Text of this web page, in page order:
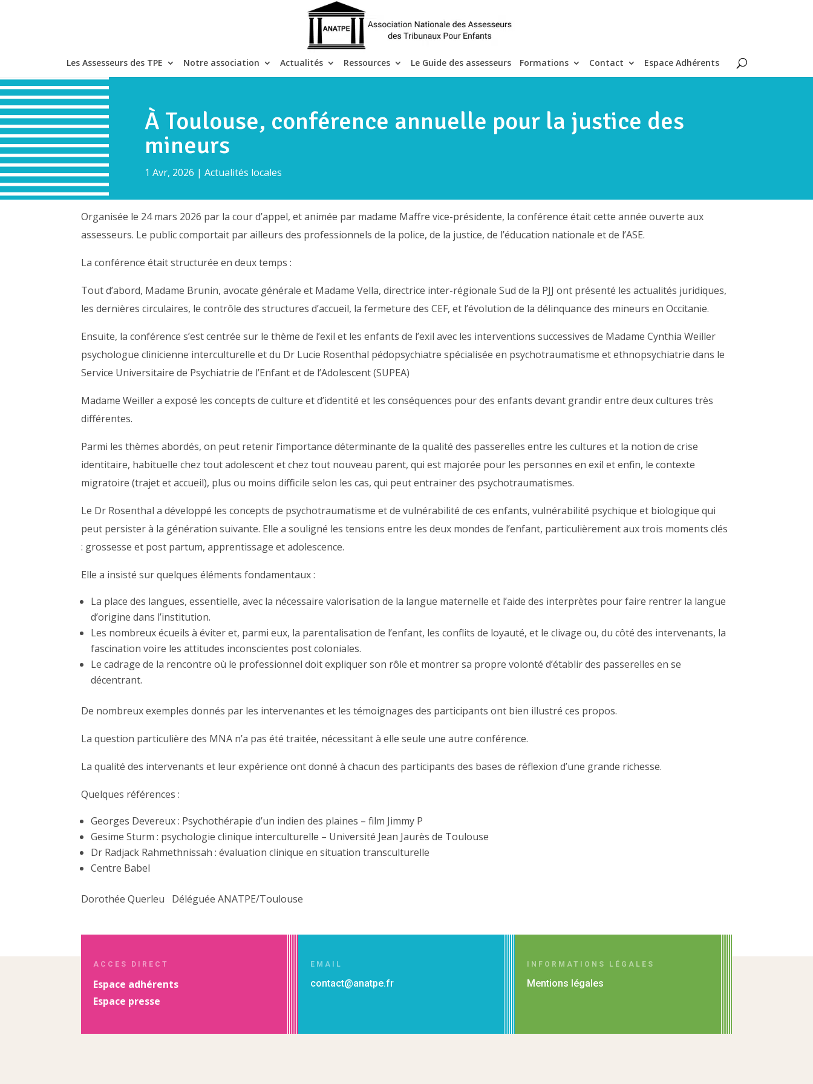
Les Assesseurs des TPE Notre association Actualités Ressources Le Guide des assesseurs Formations Contact Espace Adhérents
À Toulouse, conférence annuelle pour la justice des
mineurs
1 Avr, 2026 |Actualités locales
Organisée le 24 mars 2026 par la cour d’appel, et animée par madame Maffre vice-présidente, la conférence était cette année ouverte aux
assesseurs. Le public comportait par ailleurs des professionnels de la police, de la justice, de l’éducation nationale et de l’ASE.
La conférence était structurée en deux temps :
Tout d’abord, Madame Brunin, avocate générale et Madame Vella, directrice inter-régionale Sud de la PJJ ont présenté les actualités juridiques,
les dernières circulaires, le contrôle des structures d’accueil, la fermeture des CEF, et l’évolution de la délinquance des mineurs en Occitanie.
Ensuite, la conférence s’est centrée sur le thème de l’exil et les enfants de l’exil avec les interventions successives de Madame Cynthia Weiller
psychologue clinicienne interculturelle et du Dr Lucie Rosenthal pédopsychiatre spécialisée en psychotraumatisme et ethnopsychiatrie dans le
Service Universitaire de Psychiatrie de l’Enfant et de l’Adolescent (SUPEA)
Madame Weiller a exposé les concepts de culture et d’identité et les conséquences pour des enfants devant grandir entre deux cultures très
différentes.
Parmi les thèmes abordés, on peut retenir l’importance déterminante de la qualité des passerelles entre les cultures et la notion de crise
identitaire, habituelle chez tout adolescent et chez tout nouveau parent, qui est majorée pour les personnes en exil et enfin, le contexte
migratoire (trajet et accueil), plus ou moins difficile selon les cas, qui peut entrainer des psychotraumatismes.
Le Dr Rosenthal a développé les concepts de psychotraumatisme et de vulnérabilité de ces enfants, vulnérabilité psychique et biologique qui
peut persister à la génération suivante. Elle a souligné les tensions entre les deux mondes de l’enfant, particulièrement aux trois moments clés
: grossesse et post partum, apprentissage et adolescence.
Elle a insisté sur quelques éléments fondamentaux :
La place des langues, essentielle, avec la nécessaire valorisation de la langue maternelle et l’aide des interprètes pour faire rentrer la langue
d’origine dans l’institution.
Les nombreux écueils à éviter et, parmi eux, la parentalisation de l’enfant, les conflits de loyauté, et le clivage ou, du côté des intervenants, la
fascination voire les attitudes inconscientes post coloniales.
Le cadrage de la rencontre où le professionnel doit expliquer son rôle et montrer sa propre volonté d’établir des passerelles en se
décentrant.
De nombreux exemples donnés par les intervenantes et les témoignages des participants ont bien illustré ces propos.
La question particulière des MNA n’a pas été traitée, nécessitant à elle seule une autre conférence.
La qualité des intervenants et leur expérience ont donné à chacun des participants des bases de réflexion d’une grande richesse.
Quelques références :
Georges Devereux : Psychothérapie d’un indien des plaines – film Jimmy P
Gesime Sturm : psychologie clinique interculturelle – Université Jean Jaurès de Toulouse
Dr Radjack Rahmethnissah : évaluation clinique en situation transculturelle
Centre Babel
Dorothée Querleu Déléguée ANATPE/Toulouse
ACCES DIRECT
Espace adhérents
Espace presse
EMAIL
contact@anatpe.fr
INFORMATIONS LÉGALES
Mentions légales